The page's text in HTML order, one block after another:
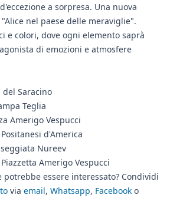
a sorpresa. Una nuova
nel paese delle meraviglie".
e colori, dove ogni elemento saprà
di emozioni e atmosfere
del Saracino
Teglia
Amerigo Vespucci
d'America
Nureev
Amerigo Vespucci
potrebbe essere interessato? Condividi
via email, Whatsapp, Facebook o